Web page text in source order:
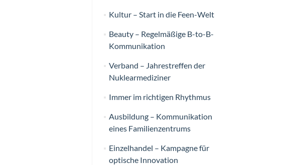
Kultur – Start in die Feen-Welt
Beauty – Regelmäßige B-to-B-
Kommunikation
Verband – Jahrestreffen der
Nuklearmediziner
Immer im richtigen Rhythmus
Ausbildung – Kommunikation
eines Familienzentrums
Einzelhandel – Kampagne für
optische Innovation